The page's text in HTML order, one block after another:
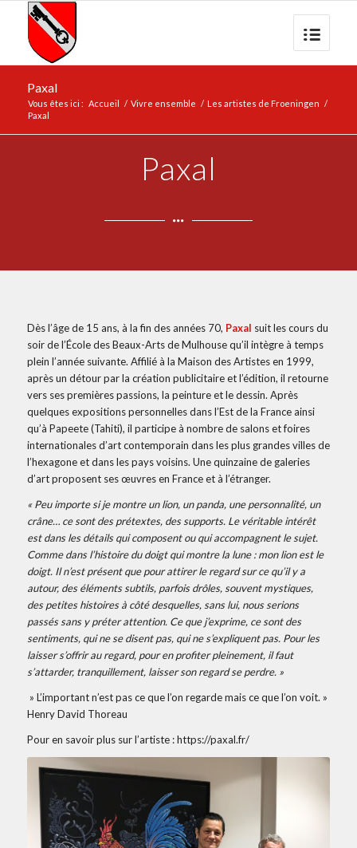
Paxal
Vous êtes ici : Accueil / Vivre ensemble / Les artistes de Froeningen /
Paxal
Paxal
Dès l’âge de 15 ans, à la fin des années 70, Paxal suit les cours du
soir de l’École des Beaux-Arts de Mulhouse qu’il intègre à temps
plein l’année suivante. Affilié à la Maison des Artistes en 1999,
après un détour par la création publicitaire et l’édition, il retourne
vers ses premières passions, la peinture et le dessin. Après
quelques expositions personnelles dans l’Est de la France ainsi
qu’à Papeete (Tahiti), il participe à nombre de salons et foires
internationales d’art contemporain dans les plus grandes villes de
l’hexagone et dans les pays voisins. Une quinzaine de galeries
d’art proposent ses œuvres en France et à l’étranger.
« Peu importe si je montre un lion, un panda, une personnalité, un
crâne… ce sont des prétextes, des supports. Le véritable intérêt
est dans les détails qui composent ou qui accompagnent le sujet.
Comme dans l’histoire du doigt qui montre la lune : mon lion est le
doigt. Il n’est présent que pour attirer le regard sur ce qu’il y a
autour, des éléments subtils, parfois drôles, souvent mystiques,
des petites histoires à côté desquelles, sans lui, nous serions
passés sans y préter attention. Ce que j’exprime, ce sont des
sentiments, qui ne se disent pas, qui ne s’expliquent pas. Pour les
laisser s’offrir au regard, pour en profiter pleinement, il faut
s’attarder, tranquillement, laisser son regard se perdre. »
» L’important n’est pas ce que l’on regarde mais ce que l’on voit. »
Henry David Thoreau
Pour en savoir plus sur l’artiste : https://paxal.fr/